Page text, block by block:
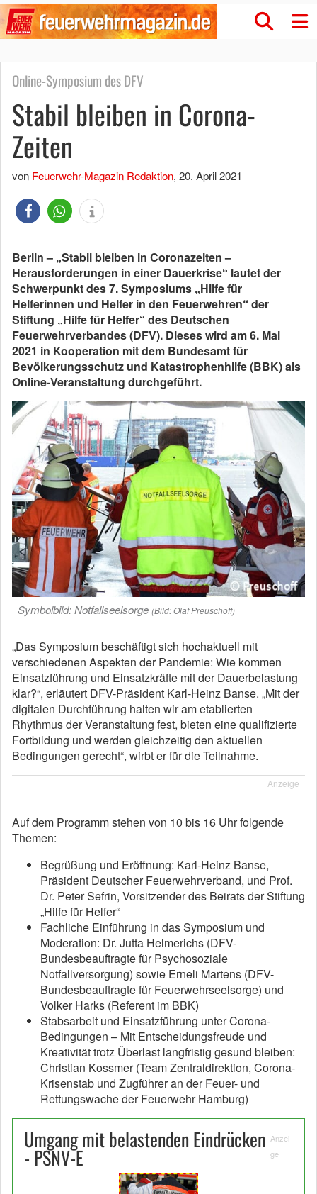
Online-Symposium des DFV
Stabil bleiben in Corona-
Zeiten
von Feuerwehr-Magazin Redaktion, 20. April 2021
Berlin – „Stabil bleiben in Coronazeiten –
Herausforderungen in einer Dauerkrise“ lautet der
Schwerpunkt des 7. Symposiums „Hilfe für
Helferinnen und Helfer in den Feuerwehren“ der
Stiftung „Hilfe für Helfer“ des Deutschen
Feuerwehrverbandes (DFV). Dieses wird am 6. Mai
2021 in Kooperation mit dem Bundesamt für
Bevölkerungsschutz und Katastrophenhilfe (BBK) als
Online-Veranstaltung durchgeführt.
Symbolbild: Notfallseelsorge (Bild: Olaf Preuschoff)
„Das Symposium beschäftigt sich hochaktuell mit
verschiedenen Aspekten der Pandemie: Wie kommen
Einsatzführung und Einsatzkräfte mit der Dauerbelastung
klar?“, erläutert DFV-Präsident Karl-Heinz Banse. „Mit der
digitalen Durchführung halten wir am etablierten
Rhythmus der Veranstaltung fest, bieten eine qualifizierte
Fortbildung und werden gleichzeitig den aktuellen
Bedingungen gerecht“, wirbt er für die Teilnahme.
Anzeige
Auf dem Programm stehen von 10 bis 16 Uhr folgende
Themen:
Begrüßung und Eröffnung: Karl-Heinz Banse,
Präsident Deutscher Feuerwehrverband, und Prof.
Dr. Peter Sefrin, Vorsitzender des Beirats der Stiftung
„Hilfe für Helfer“
Fachliche Einführung in das Symposium und
Moderation: Dr. Jutta Helmerichs (DFV-
Bundesbeauftragte für Psychosoziale
Notfallversorgung) sowie Erneli Martens (DFV-
Bundesbeauftragte für Feuerwehrseelsorge) und
Volker Harks (Referent im BBK)
Stabsarbeit und Einsatzführung unter Corona-
Bedingungen – Mit Entscheidungsfreude und
Kreativität trotz Überlast langfristig gesund bleiben:
Christian Kossmer (Team Zentraldirektion, Corona-
Krisenstab und Zugführer an der Feuer- und
Rettungswache der Feuerwehr Hamburg)
Umgang mit belastenden Eindrücken
- PSNV-E
Anzei
ge